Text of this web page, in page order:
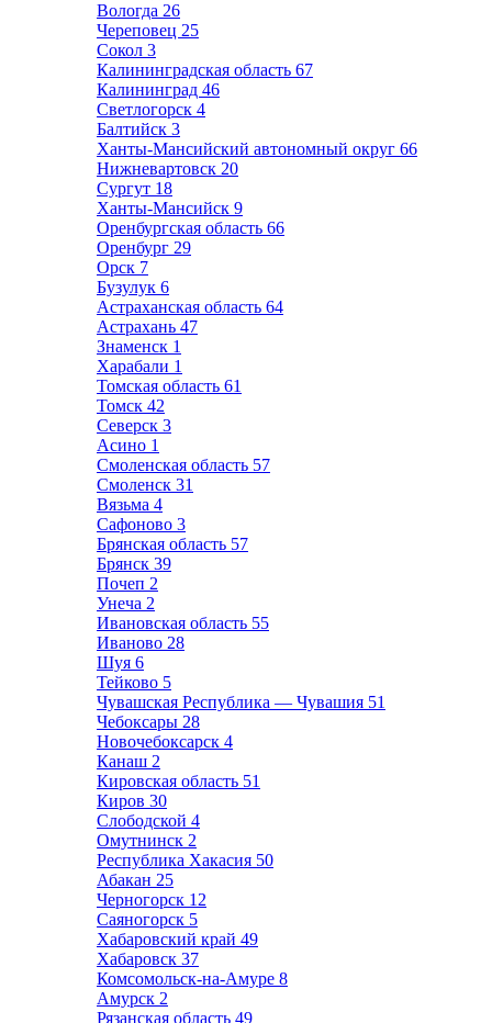
Вологда 26
Череповец 25
Сокол 3
Калининградская область 67
Калининград 46
Светлогорск 4
Балтийск 3
Ханты-Мансийский автономный округ 66
Нижневартовск 20
Сургут 18
Ханты-Мансийск 9
Оренбургская область 66
Оренбург 29
Орск 7
Бузулук 6
Астраханская область 64
Астрахань 47
Знаменск 1
Харабали 1
Томская область 61
Томск 42
Северск 3
Асино 1
Смоленская область 57
Смоленск 31
Вязьма 4
Сафоново 3
Брянская область 57
Брянск 39
Почеп 2
Унеча 2
Ивановская область 55
Иваново 28
Шуя 6
Тейково 5
Чувашская Республика — Чувашия 51
Чебоксары 28
Новочебоксарск 4
Канаш 2
Кировская область 51
Киров 30
Слободской 4
Омутнинск 2
Республика Хакасия 50
Абакан 25
Черногорск 12
Саяногорск 5
Хабаровский край 49
Хабаровск 37
Комсомольск-на-Амуре 8
Амурск 2
Рязанская область 49